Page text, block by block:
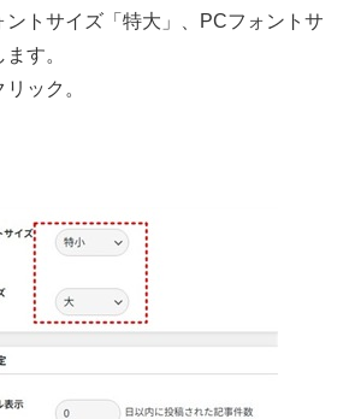
ントサイズ「特大」、PCフォントサ
す。
ック。